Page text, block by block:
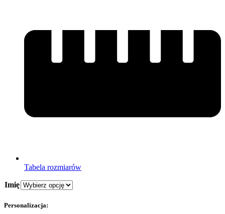
Tabela rozmiarów
Imię
Personalizacja: